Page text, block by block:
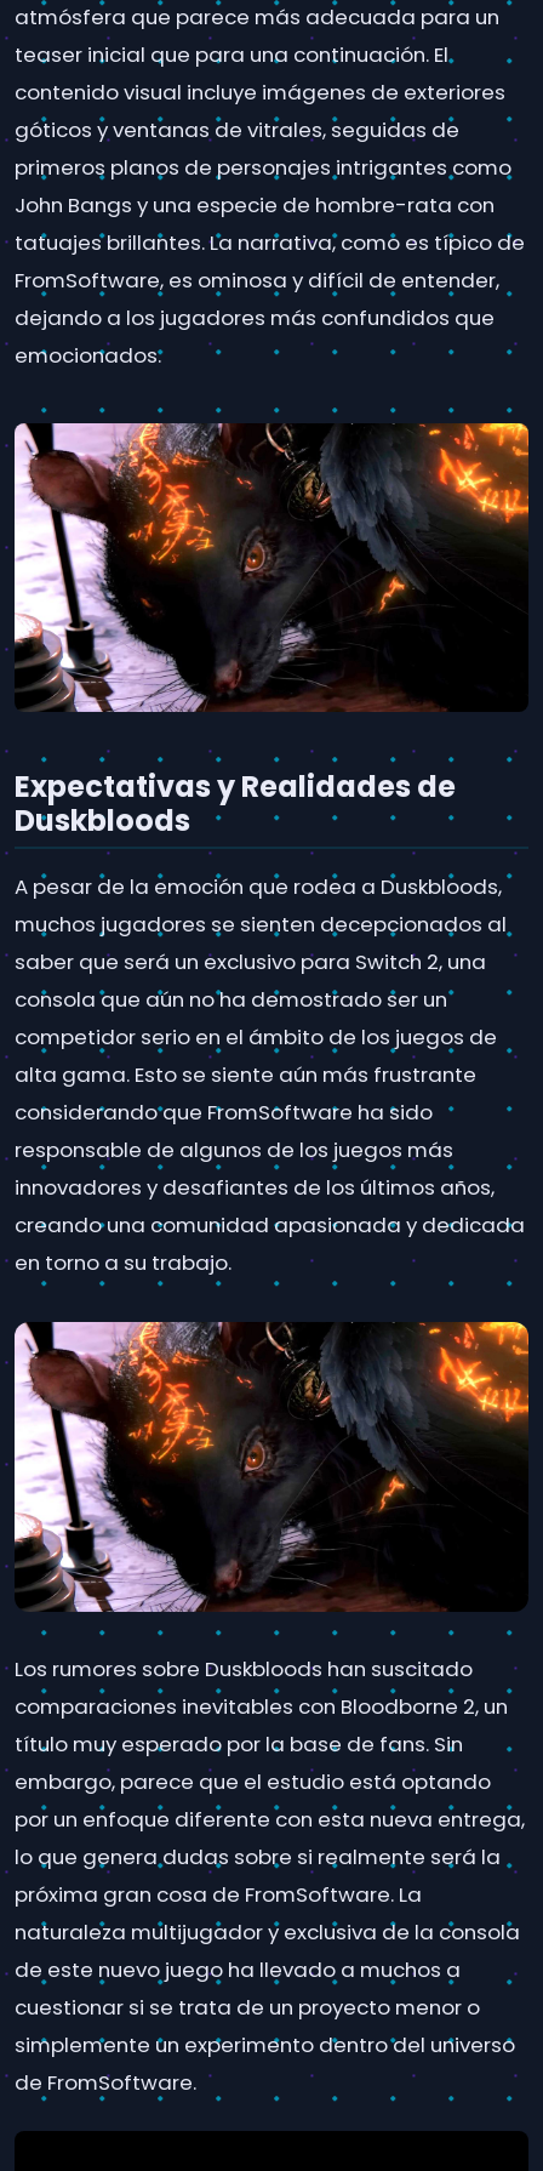
atmósfera que parece más adecuada para un
teaser inicial que para una continuación. El
contenido visual incluye imágenes de exteriores
góticos y ventanas de vitrales, seguidas de
primeros planos de personajes intrigantes como
John Bangs y una especie de hombre-rata con
tatuajes brillantes. La narrativa, como es típico de
FromSoftware, es ominosa y difícil de entender,
dejando a los jugadores más confundidos que
emocionados.
Expectativas y Realidades de
Duskbloods
A pesar de la emoción que rodea a Duskbloods,
muchos jugadores se sienten decepcionados al
saber que será un exclusivo para Switch 2, una
consola que aún no ha demostrado ser un
competidor serio en el ámbito de los juegos de
alta gama. Esto se siente aún más frustrante
considerando que FromSoftware ha sido
responsable de algunos de los juegos más
innovadores y desafiantes de los últimos años,
creando una comunidad apasionada y dedicada
en torno a su trabajo.
Los rumores sobre Duskbloods han suscitado
comparaciones inevitables con Bloodborne 2, un
título muy esperado por la base de fans. Sin
embargo, parece que el estudio está optando
por un enfoque diferente con esta nueva entrega,
lo que genera dudas sobre si realmente será la
próxima gran cosa de FromSoftware. La
naturaleza multijugador y exclusiva de la consola
de este nuevo juego ha llevado a muchos a
cuestionar si se trata de un proyecto menor o
simplemente un experimento dentro del universo
de FromSoftware.